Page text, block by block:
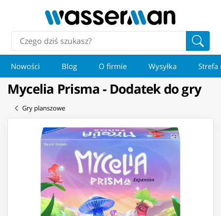
Nowości Blog O firmie Wysyłka Strefa
Mycelia Prisma - Dodatek do gry
Gry planszowe